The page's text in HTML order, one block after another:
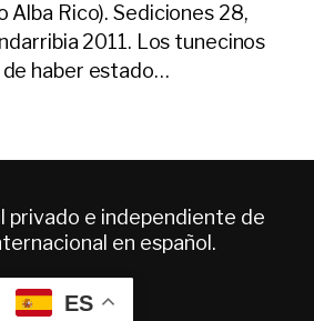
Alba Rico). Sediciones 28,
2011. Los tunecinos
haber estado…
privado e independiente de
en español.
ES